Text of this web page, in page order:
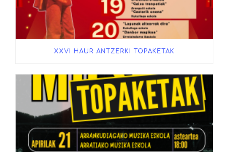
XXVI HAUR ANTZERKI TOPAKETAK